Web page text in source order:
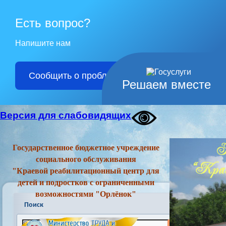
Решаем вместе
Есть вопрос?
Напишите нам
Сообщить о проблеме
Версия для слабовидящих
Государственное бюджетное учреждение
социального обслуживания
"Краевой реабилитационный центр для
детей и подростков с ограниченными
возможностями "Орлёнок"
Поиск